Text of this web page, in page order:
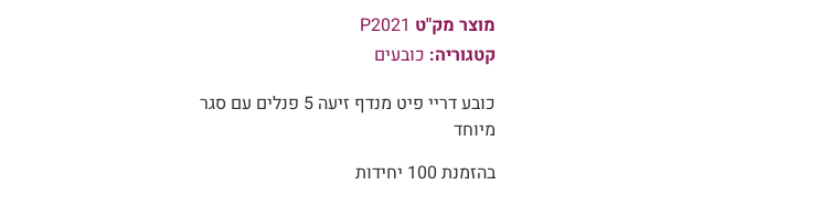
מוצר מק"ט P2021
קטגוריה: כובעים
כובע דריי פיט מנדף זיעה 5 פנלים עם סגר
מיוחד
בהזמנת 100 יחידות